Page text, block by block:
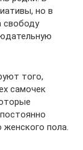
но в
свободу
того,
самочек
пола.